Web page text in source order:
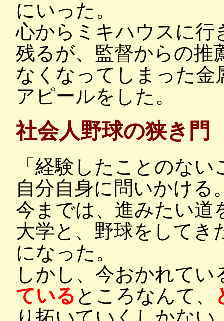
にいった。
心からミキハウスに行
残るが、監督からの推
なくなってしまった金
アピールをした。
社会人野球の狭き門
「経験したことのな
自分自身に問いかける
今までは、進みたい道
大学と、野球をしてき
になった。
しかし、今おかれてい
ている ところなんて、